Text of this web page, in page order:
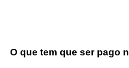
O que tem que ser pago